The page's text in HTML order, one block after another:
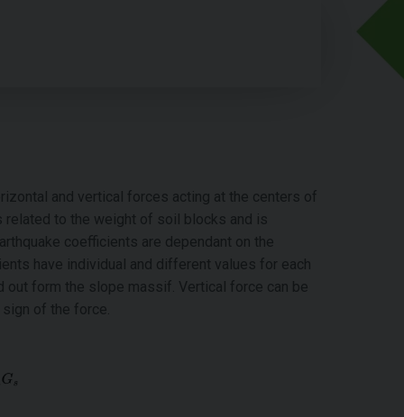
and vertical forces acting at the centers of
to the weight of soil blocks and is
coefficients are dependant on the
have individual and different values for each
form the slope massif. Vertical force can be
of the force.